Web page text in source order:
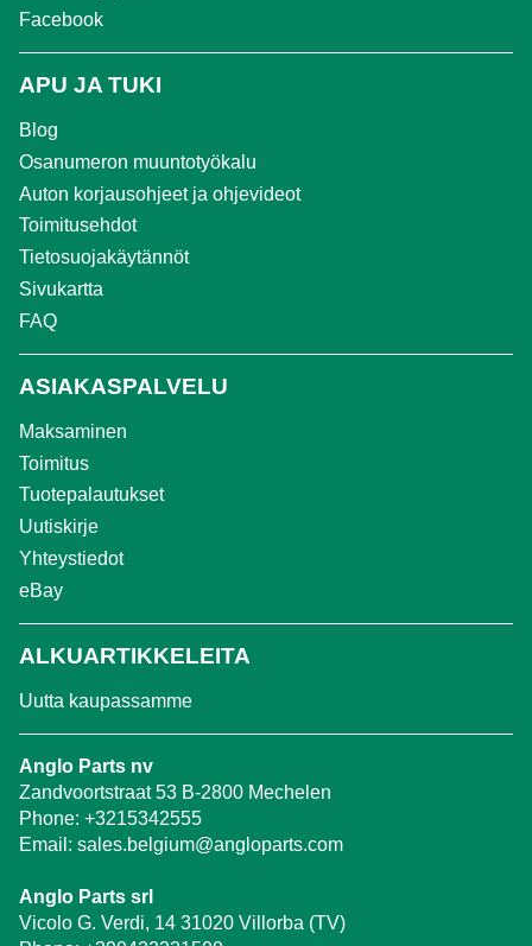
Facebook
APU JA TUKI
Blog
Osanumeron muuntotyökalu
Auton korjausohjeet ja ohjevideot
Toimitusehdot
Tietosuojakäytännöt
Sivukartta
FAQ
ASIAKASPALVELU
Maksaminen
Toimitus
Tuotepalautukset
Uutiskirje
Yhteystiedot
eBay
ALKUARTIKKELEITA
Uutta kaupassamme
Anglo Parts nv
Zandvoortstraat 53 B-2800 Mechelen
Phone: +3215342555
Email: sales.belgium@angloparts.com
Anglo Parts srl
Vicolo G. Verdi, 14 31020 Villorba (TV)